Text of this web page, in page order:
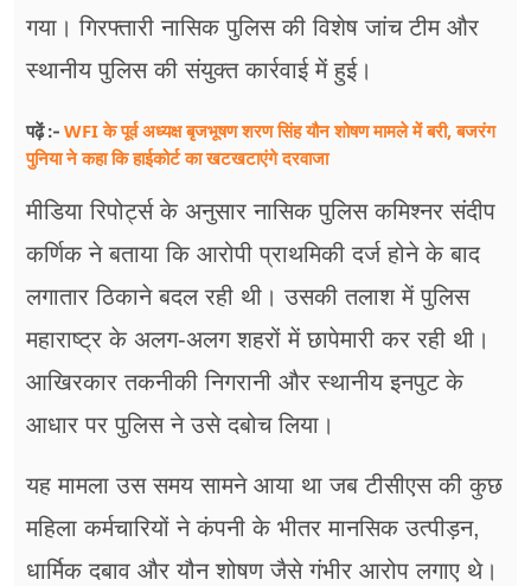
गया। गिरफ्तारी नासिक पुलिस की विशेष जांच टीम और
स्थानीय पुलिस की संयुक्त कार्रवाई में हुई।
पढ़ें :- WFI के पूर्व अध्यक्ष बृजभूषण शरण सिंह यौन शोषण मामले में बरी, बजरंग
पुनिया ने कहा कि हाईकोर्ट का खटखटाएंगे दरवाजा
मीडिया रिपोर्ट्स के अनुसार नासिक पुलिस कमिश्नर संदीप
कर्णिक ने बताया कि आरोपी प्राथमिकी दर्ज होने के बाद
लगातार ठिकाने बदल रही थी। उसकी तलाश में पुलिस
महाराष्ट्र के अलग-अलग शहरों में छापेमारी कर रही थी।
आखिरकार तकनीकी निगरानी और स्थानीय इनपुट के
आधार पर पुलिस ने उसे दबोच लिया।
यह मामला उस समय सामने आया था जब टीसीएस की कुछ
महिला कर्मचारियों ने कंपनी के भीतर मानसिक उत्पीड़न,
धार्मिक दबाव और यौन शोषण जैसे गंभीर आरोप लगाए थे।